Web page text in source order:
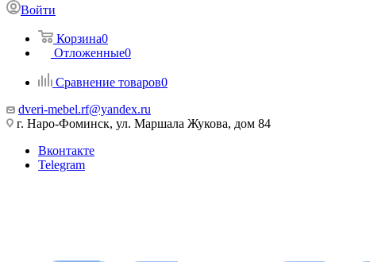
Войти
Корзина0
Отложенные0
Сравнение товаров0
dveri-mebel.rf@yandex.ru
г. Наро-Фоминск, ул. Маршала Жукова, дом 84
Вконтакте
Telegram